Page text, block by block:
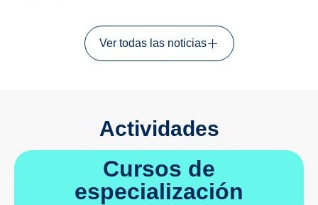
Ver todas las noticias
Actividades
Cursos de
especialización